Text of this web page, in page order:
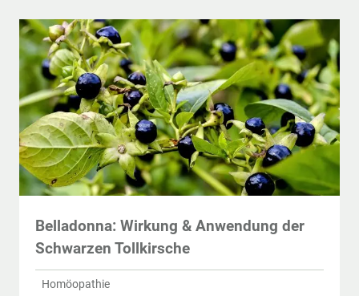
Belladonna: Wirkung & Anwendung der
Schwarzen Tollkirsche
Homöopathie